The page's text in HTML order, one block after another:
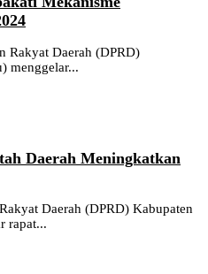
Rakyat Daerah (DPRD)
menggelar...
Daerah Meningkatkan
Daerah (DPRD) Kabupaten
rapat...